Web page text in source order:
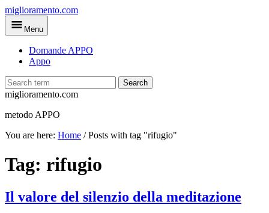
Skip
to
main
miglioramento.com
Menu
Domande APPO
Appo
Search
miglioramento.com
metodo APPO
You are here: Home /Posts with tag "rifugio"
Tag: rifugio
Il valore del silenzio della meditazione